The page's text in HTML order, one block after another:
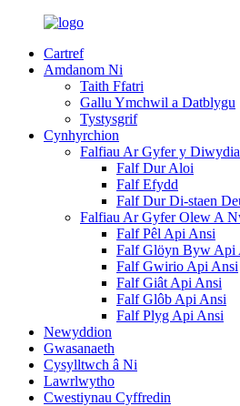
Cartref
Amdanom Ni
Taith Ffatri
Gallu Ymchwil a Datblygu
Tystysgrif
Cynhyrchion
Falfiau Ar Gyfer y
Falf Dur Aloi
Falf Efydd
Falf Dur Di-staen
Falfiau Ar Gyfer Olew A
Falf Pêl Api Ansi
Falf Glöyn Byw Api
Falf Gwirio Api Ansi
Falf Giât Api Ansi
Falf Glôb Api Ansi
Falf Plyg Api Ansi
Newyddion
Gwasanaeth
Cysylltwch â Ni
Lawrlwytho
Cwestiynau Cyffredin